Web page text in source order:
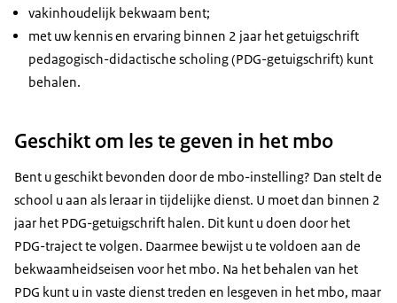
vakinhoudelijk bekwaam bent;
met uw kennis en ervaring binnen 2 jaar het getuigschrift
pedagogisch-didactische scholing (PDG-getuigschrift) kunt
behalen.
Geschikt om les te geven in het mbo
Bent u geschikt bevonden door de mbo-instelling? Dan stelt de
school u aan als leraar in tijdelijke dienst. U moet dan binnen 2
jaar het PDG-getuigschrift halen. Dit kunt u doen door het
PDG-traject te volgen. Daarmee bewijst u te voldoen aan de
bekwaamheidseisen voor het mbo. Na het behalen van het
PDG kunt u in vaste dienst treden en lesgeven in het mbo, maar